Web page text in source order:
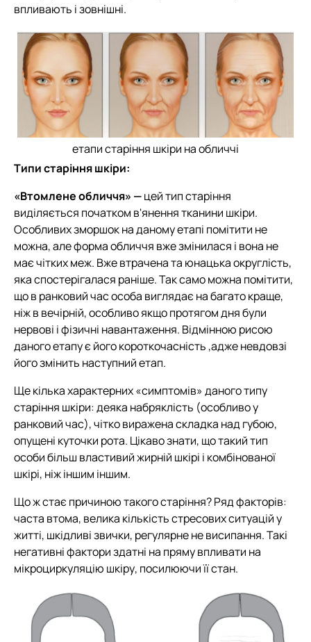
впливають і зовнішні.
етапи старіння шкіри на обличчі
Типи старіння шкіри:
«Втомлене обличчя» —цей тип старіння
виділяється початком в'янення тканини шкіри.
Особливих зморшок на даному етапі помітити не
можна, але форма обличчя вже змінилася і вона не
має чітких меж. Вже втрачена та юнацька округлість,
яка спостерігалася раніше. Так само можна помітити,
що в ранковий час особа виглядає на багато краще,
ніж в вечірній, особливо якщо протягом дня були
нервові і фізичні навантаження. Відмінною рисою
даного етапу є його короткочасність ,адже невдовзі
його змінить наступний етап.
Ще кілька характерних «симптомів» даного типу
старіння шкіри: деяка набряклість (особливо у
ранковий час), чітко виражена складка над губою,
опущені куточки рота. Цікаво знати, що такий тип
особи більш властивий жирній шкірі і комбінованої
шкірі, ніж іншим іншим.
Що ж стає причиною такого старіння? Ряд факторів:
часта втома, велика кількість стресових ситуацій у
житті, шкідливі звички, регулярне не висипання. Такі
негативні фактори здатні на пряму впливати на
мікроциркуляцію шкіру, посилюючи її стан.